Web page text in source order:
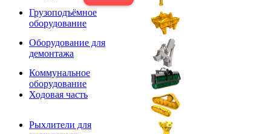
Грузоподъёмное
оборудование
Оборудование для
демонтажа
Коммунальное
оборудование
Ходовая часть
Рыхлители для